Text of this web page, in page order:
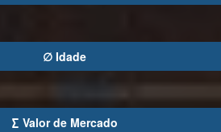
∅ Idade
∑ Valor de Mercado